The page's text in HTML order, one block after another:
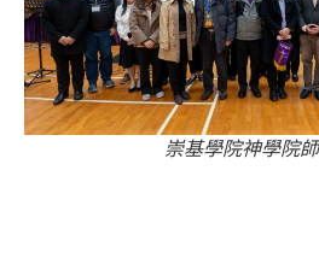
崇基學院神學院